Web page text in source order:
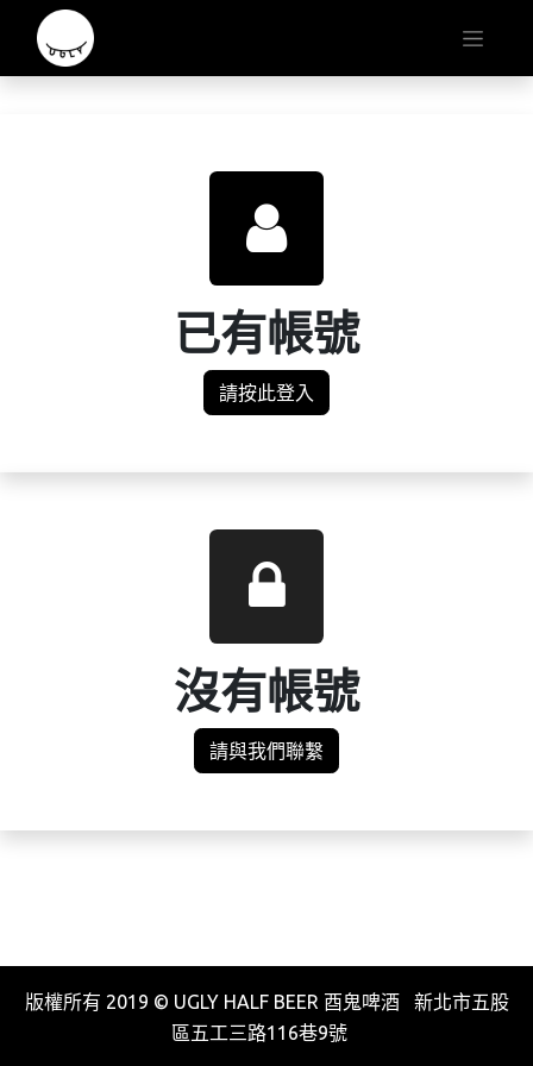
已有帳號
請按此登入
沒有帳號
請與我們聯繫
版權所有 2019 © UGLY HALF BEER 酉鬼啤酒 新北市五股
區五工三路116巷9號